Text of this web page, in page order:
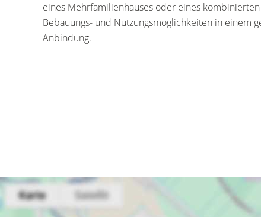
eines Mehrfamilienhauses oder eines
Bebauungs- und Nutzungsmöglichkeiten in einem
Anbindung.